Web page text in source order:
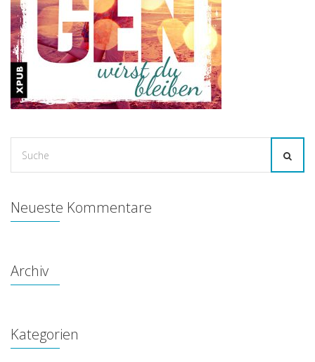
for:
Neueste Kommentare
Archiv
Kategorien